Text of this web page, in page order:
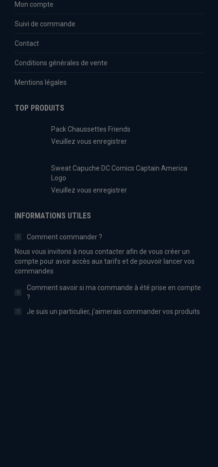
Mon compte
Suivi de commande
Contact
Conditions générales de vente
Mentions légales
TOP PRODUITS
Pack Chaussettes Friends
Veuillez vous enregistrer
Sweat Capuche DC Comics Captain America
Logo
Veuillez vous enregistrer
INFORMATIONS UTILES
Comment commander ?
Nous vous invitons à nous contacter afin de vous créer un
compte pour avoir accès aux tarifs et de pouvoir lancer vos
commandes
Comment savoir si ma commande à été prise en compte
?
Je suis un particulier, j'aimerais commander vos produits